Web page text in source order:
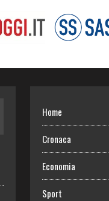
Home
Cronaca
Economia
Sport